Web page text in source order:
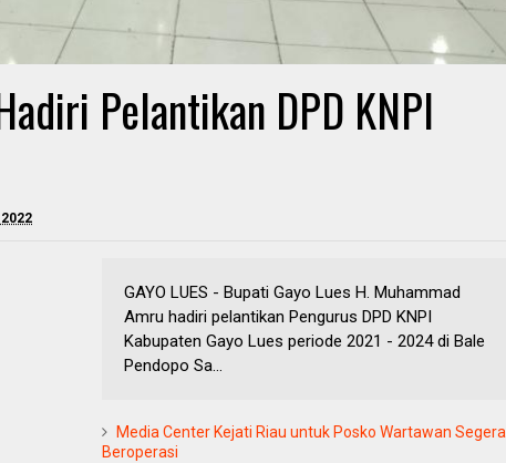
Pelantikan DPD KNPI
GAYO LUES - Bupati Gayo Lues H. Muhammad
Amru hadiri pelantikan Pengurus DPD KNPI
Kabupaten Gayo Lues periode 2021 - 2024 di Bale
Pendopo Sa...
Media Center Kejati Riau untuk Posko Wartawan Segera
Beroperasi